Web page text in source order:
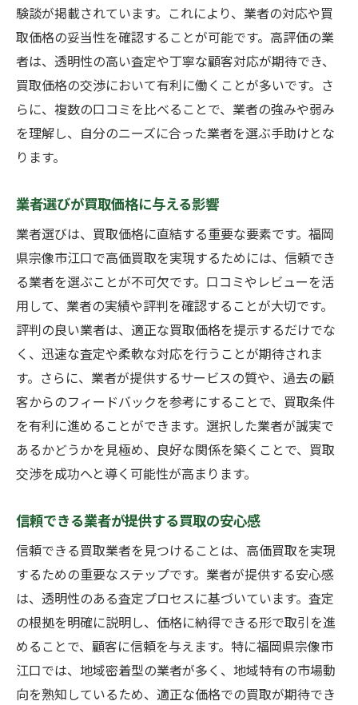
験談が掲載されています。これにより、業者の対応や買
取価格の妥当性を確認することが可能です。高評価の業
者は、透明性の高い査定や丁寧な顧客対応が期待でき、
買取価格の交渉において有利に働くことが多いです。さ
らに、複数の口コミを比べることで、業者の強みや弱み
を理解し、自分のニーズに合った業者を選ぶ手助けとな
ります。
業者選びが買取価格に与える影響
業者選びは、買取価格に直結する重要な要素です。福岡
県宗像市江口で高価買取を実現するためには、信頼でき
る業者を選ぶことが不可欠です。口コミやレビューを活
用して、業者の実績や評判を確認することが大切です。
評判の良い業者は、適正な買取価格を提示するだけでな
く、迅速な査定や柔軟な対応を行うことが期待されま
す。さらに、業者が提供するサービスの質や、過去の顧
客からのフィードバックを参考にすることで、買取条件
を有利に進めることができます。選択した業者が誠実で
あるかどうかを見極め、良好な関係を築くことで、買取
交渉を成功へと導く可能性が高まります。
信頼できる業者が提供する買取の安心感
信頼できる買取業者を見つけることは、高価買取を実現
するための重要なステップです。業者が提供する安心感
は、透明性のある査定プロセスに基づいています。査定
の根拠を明確に説明し、価格に納得できる形で取引を進
めることで、顧客に信頼を与えます。特に福岡県宗像市
江口では、地域密着型の業者が多く、地域特有の市場動
向を熟知しているため、適正な価格での買取が期待でき